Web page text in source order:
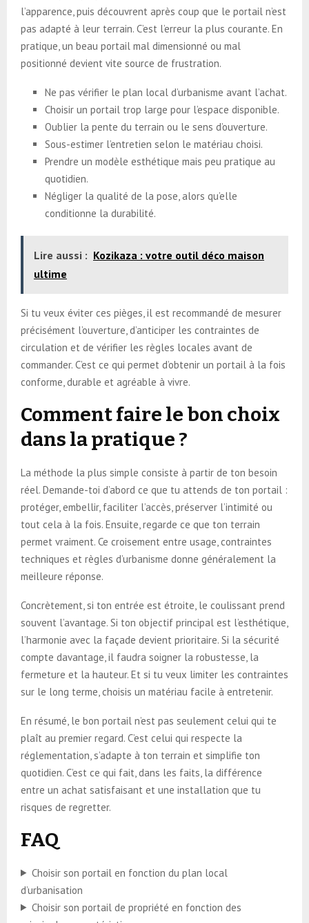
l’apparence, puis découvrent après coup que le portail n’est
pas adapté à leur terrain. C’est l’erreur la plus courante. En
pratique, un beau portail mal dimensionné ou mal
positionné devient vite source de frustration.
Ne pas vérifier le plan local d’urbanisme avant l’achat.
Choisir un portail trop large pour l’espace disponible.
Oublier la pente du terrain ou le sens d’ouverture.
Sous-estimer l’entretien selon le matériau choisi.
Prendre un modèle esthétique mais peu pratique au
quotidien.
Négliger la qualité de la pose, alors qu’elle
conditionne la durabilité.
Lire aussi : Kozikaza : votre outil déco maison
ultime
Si tu veux éviter ces pièges, il est recommandé de mesurer
précisément l’ouverture, d’anticiper les contraintes de
circulation et de vérifier les règles locales avant de
commander. C’est ce qui permet d’obtenir un portail à la fois
conforme, durable et agréable à vivre.
Comment faire le bon choix
dans la pratique ?
La méthode la plus simple consiste à partir de ton besoin
réel. Demande-toi d’abord ce que tu attends de ton portail :
protéger, embellir, faciliter l’accès, préserver l’intimité ou
tout cela à la fois. Ensuite, regarde ce que ton terrain
permet vraiment. Ce croisement entre usage, contraintes
techniques et règles d’urbanisme donne généralement la
meilleure réponse.
Concrètement, si ton entrée est étroite, le coulissant prend
souvent l’avantage. Si ton objectif principal est l’esthétique,
l’harmonie avec la façade devient prioritaire. Si la sécurité
compte davantage, il faudra soigner la robustesse, la
fermeture et la hauteur. Et si tu veux limiter les contraintes
sur le long terme, choisis un matériau facile à entretenir.
En résumé, le bon portail n’est pas seulement celui qui te
plaît au premier regard. C’est celui qui respecte la
réglementation, s’adapte à ton terrain et simplifie ton
quotidien. C’est ce qui fait, dans les faits, la différence
entre un achat satisfaisant et une installation que tu
risques de regretter.
FAQ
Choisir son portail en fonction du plan local
d’urbanisation
Choisir son portail de propriété en fonction des